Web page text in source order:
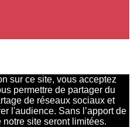
sur ce site, vous acceptez
permettre de partager du
de réseaux sociaux et
l'audience. Sans l’apport de
site seront limitées.